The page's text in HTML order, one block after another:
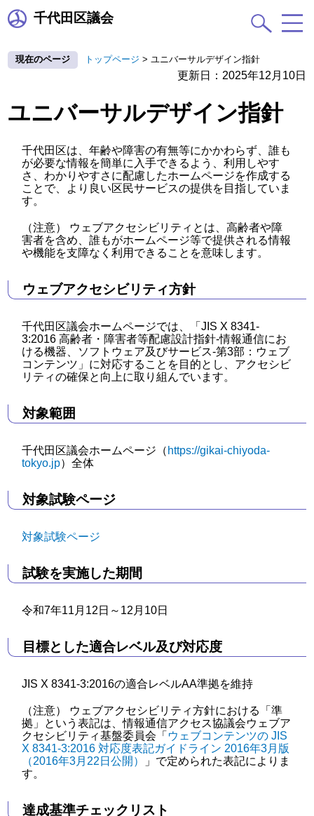
千代田区議会
現在のページ トップページ > ユニバーサルデザイン指針
更新日：2025年12月10日
ユニバーサルデザイン指針
千代田区は、年齢や障害の有無等にかかわらず、誰も
が必要な情報を簡単に入手できるよう、利用しやす
さ、わかりやすさに配慮したホームページを作成する
ことで、より良い区民サービスの提供を目指していま
す。
（注意） ウェブアクセシビリティとは、高齢者や障
害者を含め、誰もがホームページ等で提供される情報
や機能を支障なく利用できることを意味します。
ウェブアクセシビリティ方針
千代田区議会ホームページでは、「JIS X 8341-
3:2016 高齢者・障害者等配慮設計指針-情報通信にお
ける機器、ソフトウェア及びサービス-第3部：ウェブ
コンテンツ」に対応することを目的とし、アクセシビ
リティの確保と向上に取り組んでいます。
対象範囲
千代田区議会ホームページ（ https://gikai-chiyoda-
tokyo.jp）全体
対象試験ページ
対象試験ページ
試験を実施した期間
令和7年11月12日～12月10日
目標とした適合レベル及び対応度
JIS X 8341-3:2016の適合レベルAA準拠を維持
（注意） ウェブアクセシビリティ方針における「準
拠」という表記は、情報通信アクセス協議会ウェブア
クセシビリティ基盤委員会「 ウェブコンテンツの JIS
X 8341-3:2016 対応度表記ガイドライン 2016年3月版
（2016年3月22日公開）
」で定められた表記によりま
す。
達成基準チェックリスト